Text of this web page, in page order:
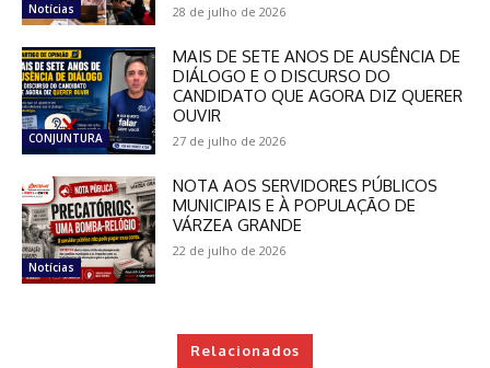
Notícias 28 de julho de 2026
CONJUNTURA
MAIS DE SETE ANOS DE AUSÊNCIA DE
DIÁLOGO E O DISCURSO DO
CANDIDATO QUE AGORA DIZ QUERER
OUVIR
27 de julho de 2026
Notícias
NOTA AOS SERVIDORES PÚBLICOS
MUNICIPAIS E À POPULAÇÃO DE
VÁRZEA GRANDE
22 de julho de 2026
Relacionados